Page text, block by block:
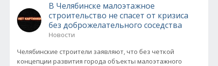
В Челябинске малоэтажное
строительство не спасет от кризиса
без доброжелательного соседства
Новости
Челябинские строители заявляют, что без четкой
концепции развития города объекты малоэтажного